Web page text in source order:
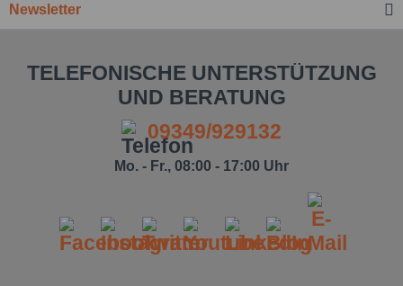
Newsletter
TELEFONISCHE UNTERSTÜTZUNG
UND BERATUNG
09349/929132
Mo. - Fr., 08:00 - 17:00 Uhr